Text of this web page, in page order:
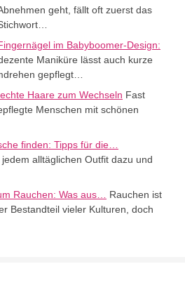
geht, fällt oft zuerst das
im Babyboomer-Design:
Maniküre lässt auch kurze
gepflegt…
Haare zum Wechseln Fast
Menschen mit schönen
finden: Tipps für die…
alltäglichen Outfit dazu und
Rauchen: Was aus…
Rauchen ist
Bestandteil vieler Kulturen, doch